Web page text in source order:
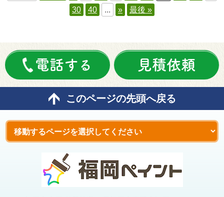
30
40 ... » 最後 »
電話する 見積依頼
このページの先頭へ戻る